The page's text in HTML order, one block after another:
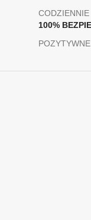
CODZIENNIE
100%